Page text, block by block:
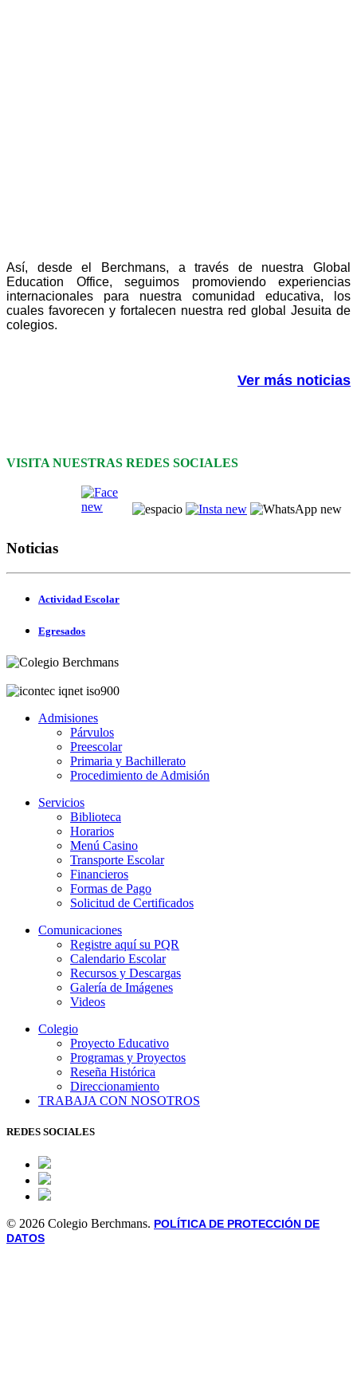
Así, desde el Berchmans, a través de nuestra Global
Education Office, seguimos promoviendo experiencias
internacionales para nuestra comunidad educativa, los
cuales favorecen y fortalecen nuestra red global Jesuita de
colegios.
Ver más noticias
VISITA NUESTRAS REDES SOCIALES
Noticias
Actividad Escolar
Egresados
Admisiones
Párvulos
Preescolar
Primaria y Bachillerato
Procedimiento de Admisión
Servicios
Biblioteca
Horarios
Menú Casino
Transporte Escolar
Financieros
Formas de Pago
Solicitud de Certificados
Comunicaciones
Registre aquí su PQR
Calendario Escolar
Recursos y Descargas
Galería de Imágenes
Videos
Colegio
Proyecto Educativo
Programas y Proyectos
Reseña Histórica
Direccionamiento
TRABAJA CON NOSOTROS
REDES SOCIALES
© 2026 Colegio Berchmans. POLÍTICA DE PROTECCIÓN DE
DATOS